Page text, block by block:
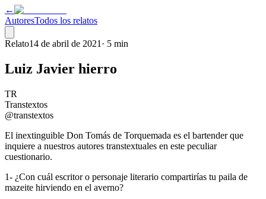
←
AutoresTodos los relatos
Relato14 de abril de 2021 · 5 min
Luiz Javier hierro
TR
Transtextos
@transtextos
El inextinguible Don Tomás de Torquemada es el bartender que
inquiere a nuestros autores transtextuales en este peculiar
cuestionario.
1- ¿Con cuál escritor o personaje literario compartirías tu paila de
mazeite hirviendo en el averno?